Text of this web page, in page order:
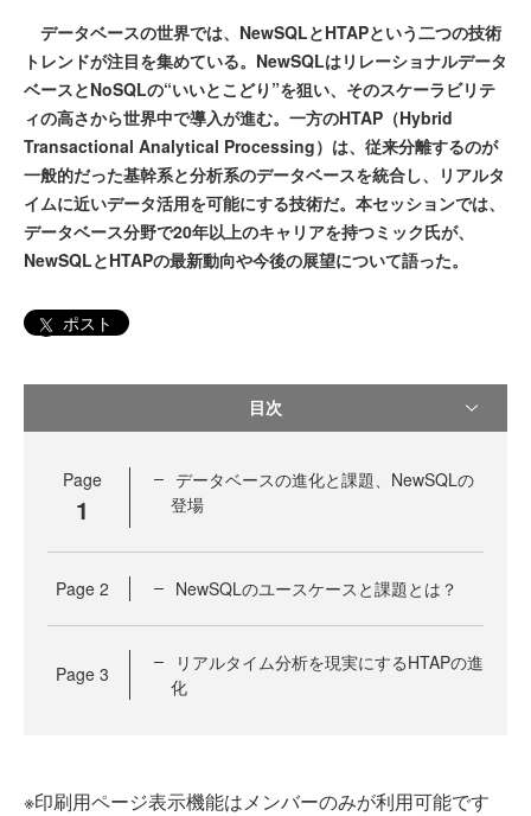
データベースの世界では、NewSQLとHTAPという二つの技術
トレンドが注目を集めている。NewSQLはリレーショナルデータ
ベースとNoSQLの“いいとこどり”を狙い、そのスケーラビリテ
ィの高さから世界中で導入が進む。一方のHTAP（Hybrid
Transactional Analytical Processing）は、従来分離するのが
一般的だった基幹系と分析系のデータベースを統合し、リアルタ
イムに近いデータ活用を可能にする技術だ。本セッションでは、
データベース分野で20年以上のキャリアを持つミック氏が、
NewSQLとHTAPの最新動向や今後の展望について語った。
ポスト
目次
Page
1
データベースの進化と課題、NewSQLの
登場
Page 2 NewSQLのユースケースと課題とは？
Page 3
リアルタイム分析を現実にするHTAPの進
化
※印刷用ページ表示機能はメンバーのみが利用可能です